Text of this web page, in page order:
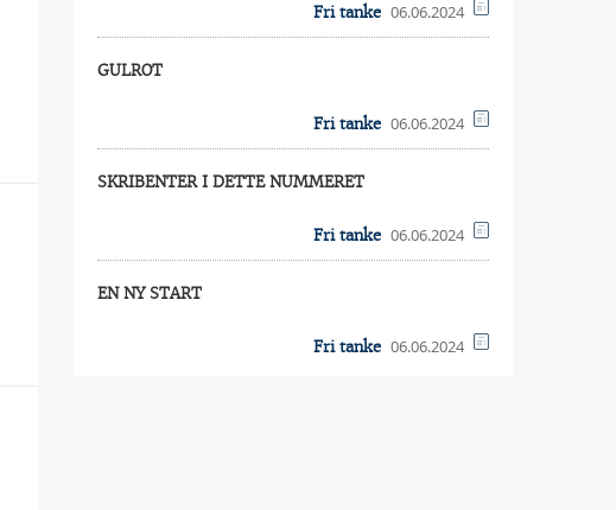
Fri tanke 06.06.2024
GULROT
Fri tanke 06.06.2024
SKRIBENTER I DETTE NUMMERET
Fri tanke 06.06.2024
EN NY START
Fri tanke 06.06.2024